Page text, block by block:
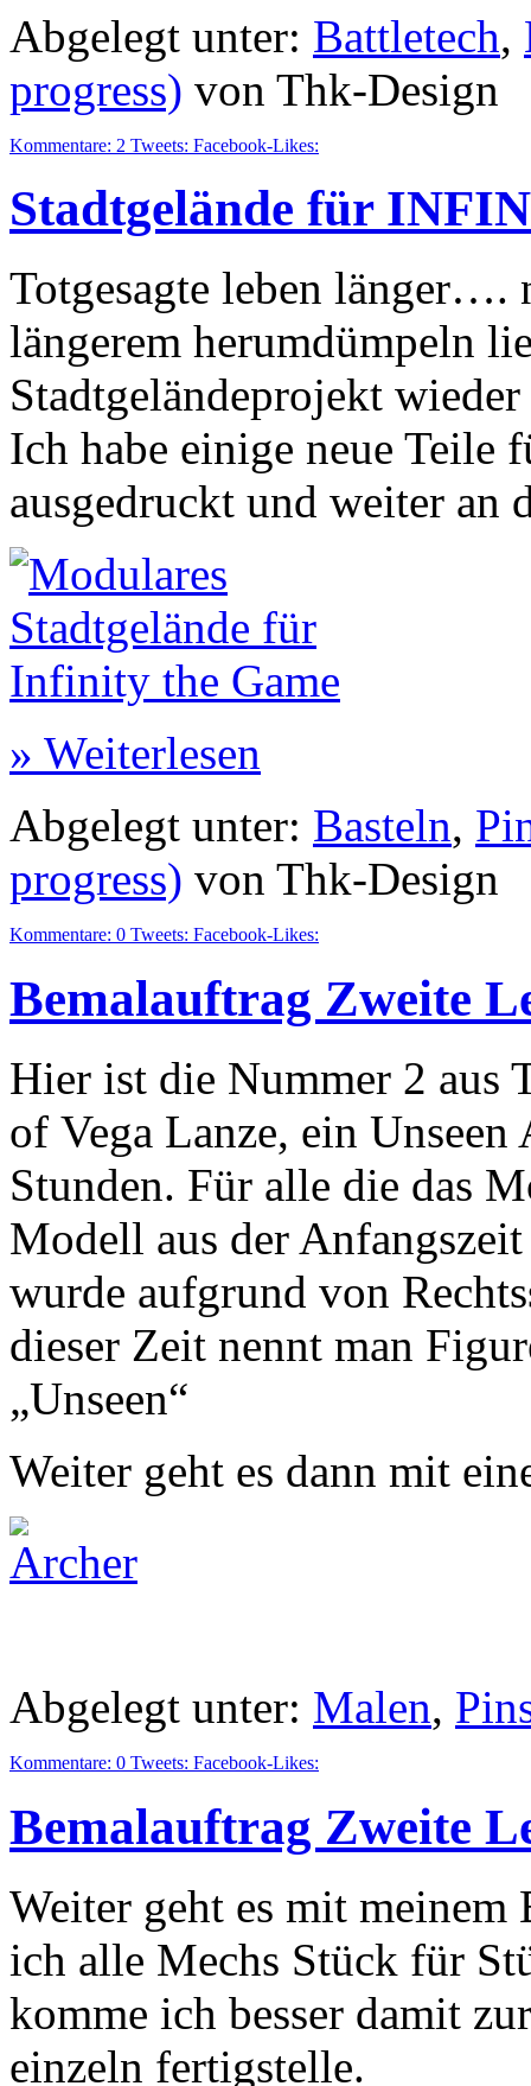
Abgelegt unter: Battletech,
progress) von Thk-Design
Kommentare: 2 Tweets: Facebook-Likes:
Stadtgelände für
Totgesagte leben länger….
längerem herumdümpeln
Stadtgeländeprojekt
Ich habe einige neue Teile
ausgedruckt und weiter an
» Weiterlesen
Abgelegt unter: Basteln,
progress) von Thk-Design
Kommentare: 0 Tweets: Facebook-Likes:
Bemalauftrag Zweite
Hier ist die Nummer 2 aus
of Vega Lanze, ein
Stunden. Für alle die das
Modell aus der
wurde aufgrund von
dieser Zeit nennt man
„Unseen“
Weiter geht es dann mit
Abgelegt unter: Malen,
Kommentare: 0 Tweets: Facebook-Likes:
Bemalauftrag Zweite
Weiter geht es mit
ich alle Mechs Stück für
komme ich besser damit
einzeln fertigstelle.